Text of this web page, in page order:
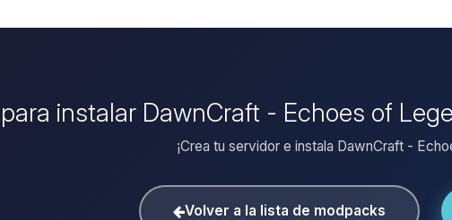
instalar DawnCraft - Echoes of
¡Crea tu servidor e instala DawnCraft -
Volver a la lista de modpacks